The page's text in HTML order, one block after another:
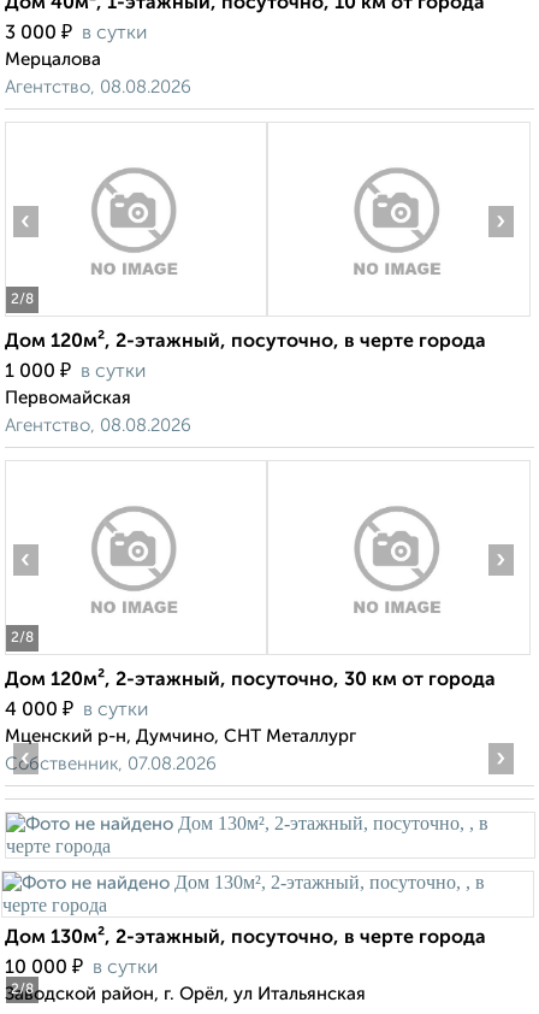
Дом 40м², 1-этажный, посуточно, 10 км от города
3 000 ₽ в сутки
Мерцалова
Агентство, 08.08.2026
2/8
‹ ›
Дом 120м², 2-этажный, посуточно, в черте города
1 000 ₽ в сутки
Первомайская
Агентство, 08.08.2026
2/8
‹ ›
Дом 120м², 2-этажный, посуточно, 30 км от города
4 000 ₽ в сутки
Мценский р-н, Думчино, СНТ Металлург
Собственник, 07.08.2026
2/8
‹ ›
Дом 130м², 2-этажный, посуточно, в черте города
10 000 ₽ в сутки
Заводской район, г. Орёл, ул Итальянская